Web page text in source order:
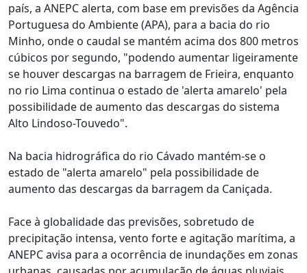
país, a ANEPC alerta, com base em previsões da Agência
Portuguesa do Ambiente (APA), para a bacia do rio
Minho, onde o caudal se mantém acima dos 800 metros
cúbicos por segundo, "podendo aumentar ligeiramente
se houver descargas na barragem de Frieira, enquanto
no rio Lima continua o estado de 'alerta amarelo' pela
possibilidade de aumento das descargas do sistema
Alto Lindoso-Touvedo".
Na bacia hidrográfica do rio Cávado mantém-se o
estado de "alerta amarelo" pela possibilidade de
aumento das descargas da barragem da Caniçada.
Face à globalidade das previsões, sobretudo de
precipitação intensa, vento forte e agitação marítima, a
ANEPC avisa para a ocorrência de inundações em zonas